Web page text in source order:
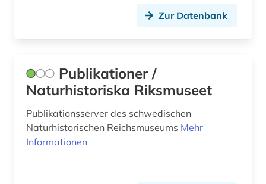
Zur Datenbank
Publikationer /
Naturhistoriska Riksmuseet
Publikationsserver des schwedischen
Naturhistorischen Reichsmuseums Mehr
Informationen